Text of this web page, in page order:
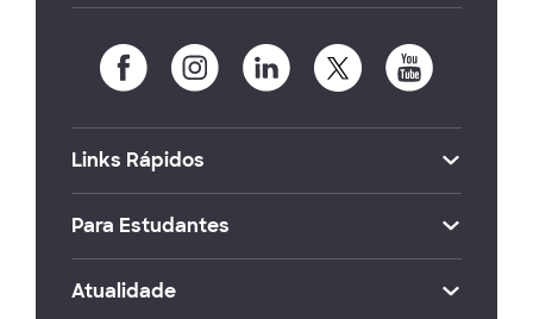
Links Rápidos
Para Estudantes
Atualidade